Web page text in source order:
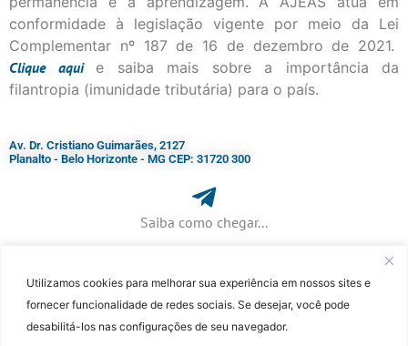
Utilizamos cookies para melhorar sua experiência em nossos sites e
fornecer funcionalidade de redes sociais. Se desejar, você pode
desabilitá-los nas configurações de seu navegador.
conformidade à legislação vigente por meio da Lei
Complementar nº 187 de 16 de dezembro de 2021.
Cliqueaqui
e saiba mais sobre a importância da
filantropia (imunidade tributária) para o país.
Av. Dr. Cristiano Guimarães, 2127
Planalto - Belo Horizonte - MG CEP: 31720 300
Saiba como chegar...
+ 55 (31) 3115-7000​